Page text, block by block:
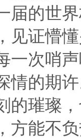
届的世
见证懵
一次哨
情的期
的璀璨
方能不